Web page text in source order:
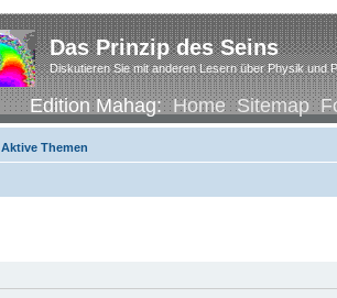
Das Prinzip des Seins
Diskutieren Sie mit anderen Lesern über Physik und
Edition Mahag:Home Sitemap
Aktive Themen